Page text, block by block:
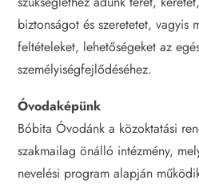
biztonságot és szeretetet, vagyis
feltételeket, lehetőségeket az
személyiségfejlődéséhez.
Óvodaképünk
Bóbita Óvodánk a közoktatási
szakmailag önálló intézmény,
nevelési program alapján